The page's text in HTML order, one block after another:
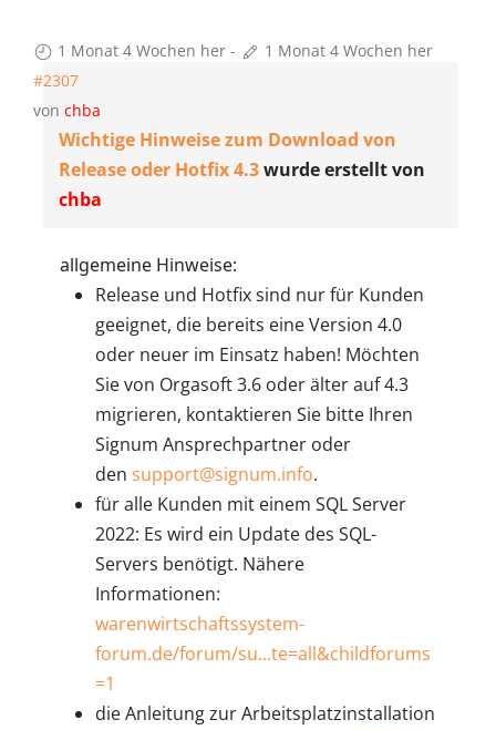
1 Monat 4 Wochen her -
1 Monat 4 Wochen her
#2307
von chba
Wichtige Hinweise zum Download von
Release oder Hotfix 4.3wurde erstellt von
chba
allgemeine Hinweise:
Release und Hotfix sind nur für Kunden
geeignet, die bereits eine Version 4.0
oder neuer im Einsatz haben! Möchten
Sie von Orgasoft 3.6 oder älter auf 4.3
migrieren, kontaktieren Sie bitte Ihren
Signum Ansprechpartner oder
den support@signum.info.
für alle Kunden mit einem SQL Server
2022: Es wird ein Update des SQL-
Servers benötigt. Nähere
Informationen:
warenwirtschaftssystem-
forum.de/forum/su...te=all&childforums
=1
die Anleitung zur Arbeitsplatzinstallation